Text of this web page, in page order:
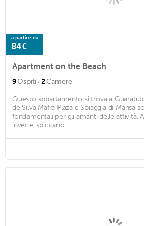
a partire da
84€
Apartment on the Beach
9Ospiti · 2Camere
Questo appartamento si trova a
de Silva Mafra Plaza e Spiaggia di Mansa
fondamentali per gli amanti delle attività.
invece, spiccano ...